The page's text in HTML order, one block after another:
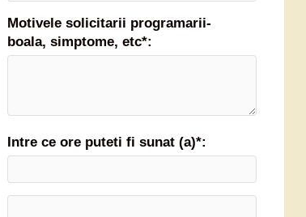
Motivele solicitarii programarii-
boala, simptome, etc*:
Intre ce ore puteti fi sunat (a)*: